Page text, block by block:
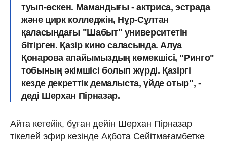
туып-өскен. Мамандығы - актриса, эстрада
және цирк колледжін, Нұр-Сұлтан
қаласындағы "Шабыт" университетін
бітірген. Қазір кино саласында. Алуа
Қонарова апайымыздың көмекшісі, "Ринго"
тобының әкімшісі болып жүрді. Қазіргі
кезде декреттік демалыста, үйде отыр", -
деді Шерхан Пірназар.
Айта кетейік, бұған дейін Шерхан Пірназар
тікелей эфир кезінде Ақбота Сейітмағамбетке